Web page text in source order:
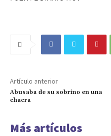
Artículo anterior
Abusaba de su sobrino en una
chacra
Más artículos